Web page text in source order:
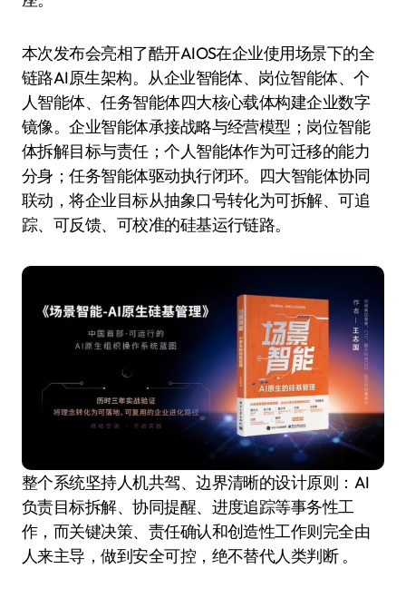
本次发布会亮相了酷开AIOS在企业使用场景下的全
链路AI原生架构。从企业智能体、岗位智能体、个
人智能体、任务智能体四大核心载体构建企业数字
镜像。企业智能体承接战略与经营模型；岗位智能
体拆解目标与责任；个人智能体作为可迁移的能力
分身；任务智能体驱动执行闭环。四大智能体协同
联动，将企业目标从抽象口号转化为可拆解、可追
踪、可反馈、可校准的硅基运行链路。
整个系统坚持人机共驾、边界清晰的设计原则：AI
负责目标拆解、协同提醒、进度追踪等事务性工
作，而关键决策、责任确认和创造性工作则完全由
人来主导，做到安全可控，绝不替代人类判断 。